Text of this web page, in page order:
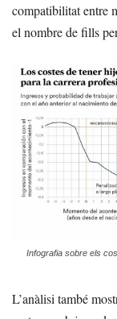
compatibilitat entre
el nombre de fills
Infografia sobre els
L’anàlisi també